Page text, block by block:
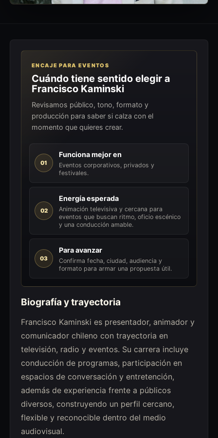
ENCAJE PARA EVENTOS
Cuándo tiene sentido elegir a
Francisco Kaminski
Revisamos público, tono, formato y
producción para saber si calza con el
momento que quieres crear.
01
Funciona mejor en
Eventos corporativos, privados y
festivales.
02
Energía esperada
Animación televisiva y cercana para
eventos que buscan ritmo, oficio escénico
y una conducción amable.
03
Para avanzar
Confirma fecha, ciudad, audiencia y
formato para armar una propuesta útil.
Biografía y trayectoria
Francisco Kaminski es presentador, animador y
comunicador chileno con trayectoria en
televisión, radio y eventos. Su carrera incluye
conducción de programas, participación en
espacios de conversación y entretención,
además de experiencia frente a públicos
diversos, construyendo un perfil cercano,
flexible y reconocible dentro del medio
audiovisual.